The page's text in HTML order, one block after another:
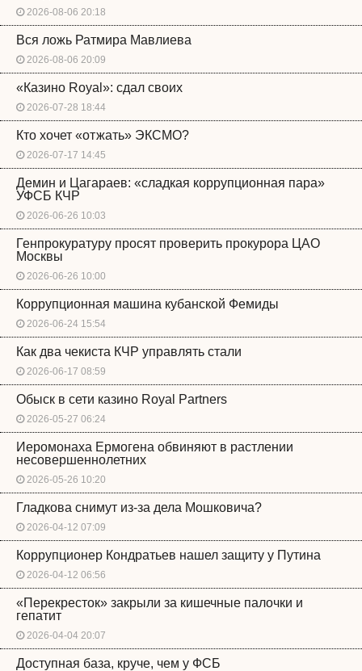
2026-08-06 20:18
Вся ложь Ратмира Мавлиева
2026-08-06 20:09
«Казино Royal»: сдал своих
2026-07-28 18:44
Кто хочет «отжать» ЭКСМО?
2026-07-17 14:45
Демин и Цагараев: «сладкая коррупционная пара»
УФСБ КЧР
2026-06-26 10:03
Генпрокуратуру просят проверить прокурора ЦАО
Москвы
2026-06-26 10:00
Коррупционная машина кубанской Фемиды
2026-06-24 15:54
Как два чекиста КЧР управлять стали
2026-06-17 08:59
Обыск в сети казино Royal Partners
2026-05-27 06:24
Иеромонаха Ермогена обвиняют в растлении
несовершеннолетних
2026-05-26 10:20
Гладкова снимут из-за дела Мошковича?
2026-04-12 07:09
Коррупционер Кондратьев нашел защиту у Путина
2026-04-12 06:56
«Перекресток» закрыли за кишечные палочки и
гепатит
2026-04-04 20:07
Доступная база, круче, чем у ФСБ